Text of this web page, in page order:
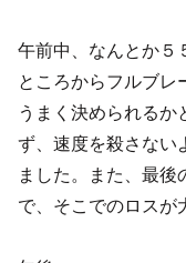
午前中、なんとか５
ところからフルブ
うまく決められる
ず、速度を殺さない
ました。また、最
で、そこでのロスが